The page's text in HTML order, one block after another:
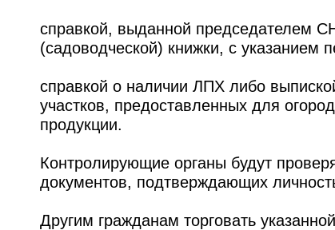
справкой, выданной председателем
(садоводческой) книжки, с указанием
справкой о наличии ЛПХ либо
участков, предоставленных для
продукции.
Контролирующие органы будут
документов, подтверждающих
Другим гражданам торговать